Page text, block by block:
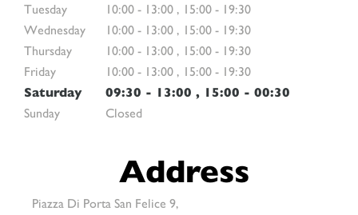
Tuesday
10:00 - 13:00 , 15:00 - 19:30
Wednesday
10:00 - 13:00 , 15:00 - 19:30
Thursday
10:00 - 13:00 , 15:00 - 19:30
Friday
10:00 - 13:00 , 15:00 - 19:30
Saturday
09:30 - 13:00 , 15:00 - 00:30
Sunday
Closed
Address
Piazza Di Porta San Felice 9,